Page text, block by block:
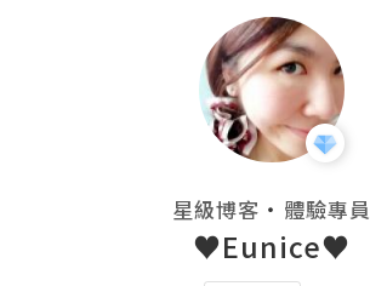
星級博客 ・ 體驗專員
♥Eunice♥